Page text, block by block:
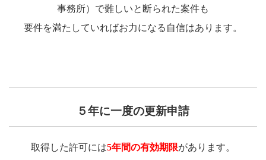
事務所）で難しいと断られた案件も
要件を満たしていればお力になる自信はあります。
５年に一度の更新申請
取得した許可には5年間の有効期限があります。